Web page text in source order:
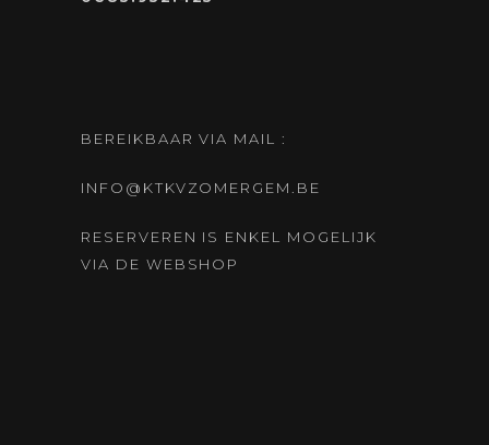
BEREIKBAAR VIA MAIL :
INFO@KTKVZOMERGEM.BE
RESERVEREN IS ENKEL MOGELIJK
VIA DE WEBSHOP